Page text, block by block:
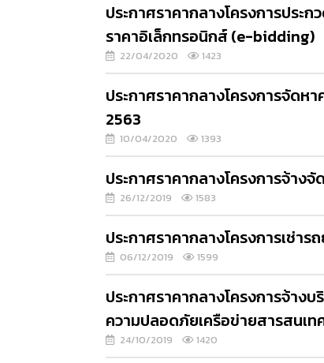
ประกาศราคากลางโครงการประ
ราคาอิเล็กทรอนิกส์ (e-bidding)
22/04/2020 1423
ประกาศราคากลางโครงการจัด
2563
10/04/2020 1393
ประกาศราคากลางโครงการจ้าง
26/12/2019 1583
ประกาศราคากลางโครงการเช่า
06/12/2019 1599
ประกาศราคากลางโครงการจ้าง
ความปลอดภัยเครือข่ายสารสนเ
24/10/2019 1420